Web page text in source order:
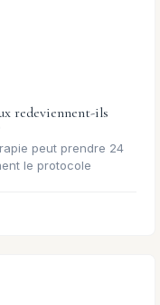
redeviennent-ils
peut prendre 24
le protocole